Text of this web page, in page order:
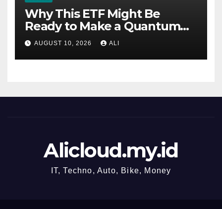
Why This ETF Might Be
Ready to Make a Quantum
Leap
AUGUST 10, 2026 ALI
Alicloud.my.id
IT, Techno, Auto, Bike, Money